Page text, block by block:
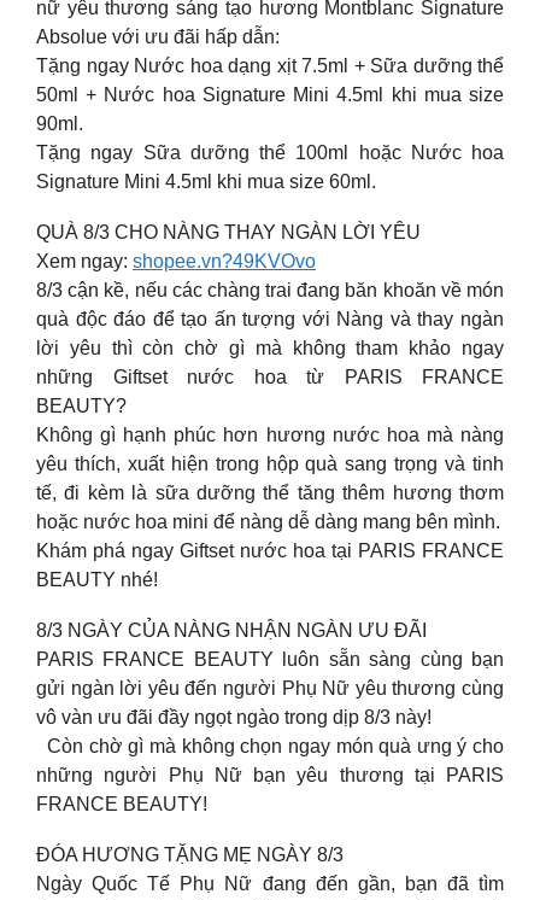
nữ yêu thương sáng tạo hương Montblanc Signature
Absolue với ưu đãi hấp dẫn:
Tặng ngay Nước hoa dạng xịt 7.5ml + Sữa dưỡng thể
50ml + Nước hoa Signature Mini 4.5ml khi mua size
90ml.
Tặng ngay Sữa dưỡng thể 100ml hoặc Nước hoa
Signature Mini 4.5ml khi mua size 60ml.
QUÀ 8/3 CHO NÀNG THAY NGÀN LỜI YÊU
Xem ngay: shopee.vn?49KVOvo
8/3 cận kề, nếu các chàng trai đang băn khoăn về món
quà độc đáo để tạo ấn tượng với Nàng và thay ngàn
lời yêu thì còn chờ gì mà không tham khảo ngay
những Giftset nước hoa từ PARIS FRANCE
BEAUTY?
Không gì hạnh phúc hơn hương nước hoa mà nàng
yêu thích, xuất hiện trong hộp quà sang trọng và tinh
tế, đi kèm là sữa dưỡng thể tăng thêm hương thơm
hoặc nước hoa mini để nàng dễ dàng mang bên mình.
Khám phá ngay Giftset nước hoa tại PARIS FRANCE
BEAUTY nhé!
8/3 NGÀY CỦA NÀNG NHẬN NGÀN ƯU ĐÃI
PARIS FRANCE BEAUTY luôn sẵn sàng cùng bạn
gửi ngàn lời yêu đến người Phụ Nữ yêu thương cùng
vô vàn ưu đãi đầy ngọt ngào trong dịp 8/3 này!
Còn chờ gì mà không chọn ngay món quà ưng ý cho
những người Phụ Nữ bạn yêu thương tại PARIS
FRANCE BEAUTY!
ĐÓA HƯƠNG TẶNG MẸ NGÀY 8/3
Ngày Quốc Tế Phụ Nữ đang đến gần, bạn đã tìm